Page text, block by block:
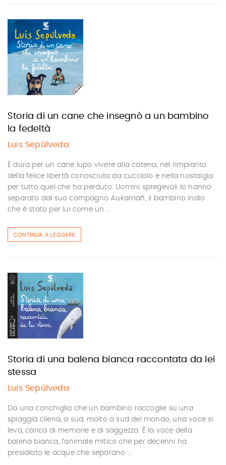
Storia di un cane che insegnò a un bambino
la fedeltà
Luis Sepúlveda
È dura per un cane lupo vivere alla catena, nel rimpianto
della felice libertà conosciuta da cucciolo e nella nostalgia
per tutto quel che ha perduto. Uomini spregevoli lo hanno
separato dal suo compagno Aukamañ, il bambino indio
che è stato per lui come un ...
CONTINUA A LEGGERE
Storia di una balena bianca raccontata da lei
stessa
Luis Sepúlveda
Da una conchiglia che un bambino raccoglie su una
spiaggia cilena, a sud, molto a sud del mondo, una voce si
leva, carica di memorie e di saggezza. È la voce della
balena bianca, l’animale mitico che per decenni ha
presidiato le acque che separano ...